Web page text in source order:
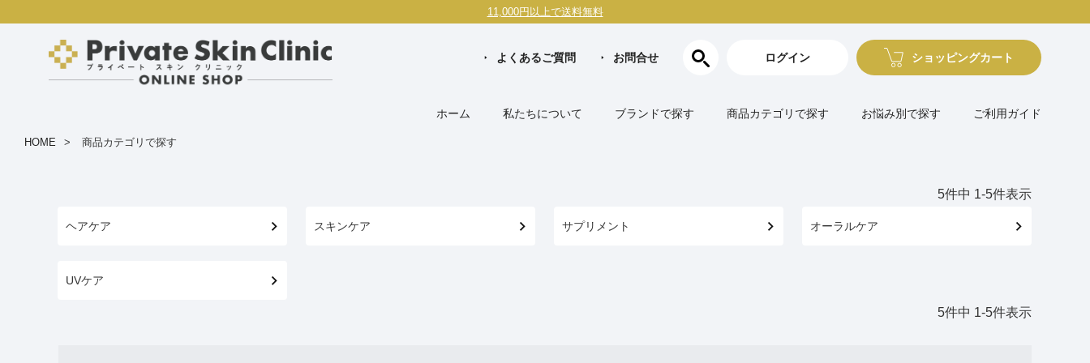
11,000円以上で送料無料
よくあるご質問 お問合せ ログイン ショッピングカート
ホーム 私たちについて ブランドで探す 商品カテゴリで探す お悩み別で探す ご利用ガイド
HOME 商品カテゴリで探す
5件中 1-5件表示
ヘアケア スキンケア サプリメント オーラルケア
UVケア
5件中 1-5件表示